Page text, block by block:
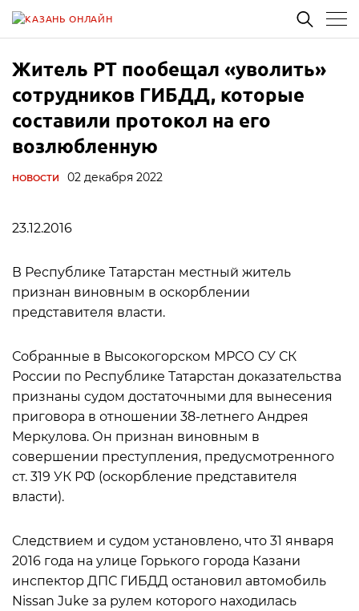
Житель РТ пообещал «уволить»
сотрудников ГИБДД, которые
составили протокол на его
возлюбленную
НОВОСТИ 02 декабря 2022
23.12.2016
В Республике Татарстан местный житель
признан виновным в оскорблении
представителя власти.
Собранные в Высокогорском МРСО СУ СК
России по Республике Татарстан доказательства
признаны судом достаточными для вынесения
приговора в отношении 38-летнего Андрея
Меркулова. Он признан виновным в
совершении преступления, предусмотренного
ст. 319 УК РФ (оскорбление представителя
власти).
Следствием и судом установлено, что 31 января
2016 года на улице Горького города Казани
инспектор ДПС ГИБДД остановил автомобиль
Nissan Juke за рулем которого находилась